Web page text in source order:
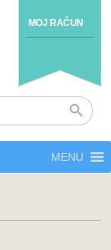
MOJ RAČUN
MENU